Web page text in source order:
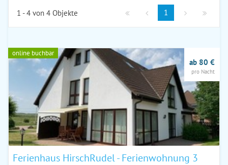
1 - 4 von 4 Objekte 1
online buchbar
Ferienhaus HirschRudel - Ferienwohnung 3
ab 80 €
pro Nacht